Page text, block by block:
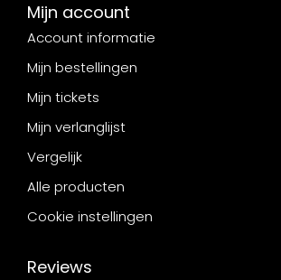
Mijn account
Account informatie
Mijn bestellingen
Mijn tickets
Mijn verlanglijst
Vergelijk
Alle producten
Cookie instellingen
Reviews